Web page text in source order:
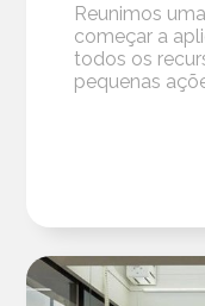
Reunimos
começar a
todos os
pequenas